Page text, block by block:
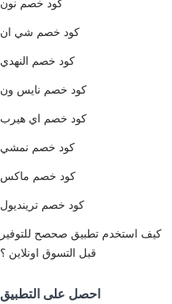
كود خصم شي ان
كود خصم النهدي
كود خصم نايس ون
كود خصم اي هيرب
كود خصم نمشي
كود خصم ماكس
كود خصم ترينديول
كيف استخدم تطبيق صحصح للتوفير
قبل التسوق اونلاين ؟
احصل على التطبيق